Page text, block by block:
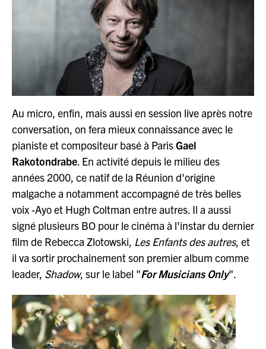
Au micro, enfin, mais aussi en session live après notre
conversation, on fera mieux connaissance avec le
pianiste et compositeur basé à ParisGael
Rakotondrabe. En activité depuis le milieu des
années 2000, ce natif de la Réunion d'origine
malgache a notamment accompagné de très belles
voix -Ayo et Hugh Coltman entre autres. Il a aussi
signé plusieurs BO pour le cinéma à l'instar du dernier
film de Rebecca Zlotowski, Les Enfants des autres, et
il va sortir prochainement son premier album comme
leader, Shadow, sur le label "For Musicians Only".